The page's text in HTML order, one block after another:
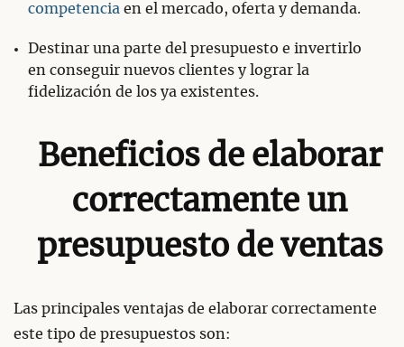
competencia en el mercado, oferta y demanda.
Destinar una parte del presupuesto e invertirlo
en conseguir nuevos clientes y lograr la
fidelización de los ya existentes.
Beneficios de elaborar
correctamente un
presupuesto de ventas
Las principales ventajas de elaborar correctamente
este tipo de presupuestos son: